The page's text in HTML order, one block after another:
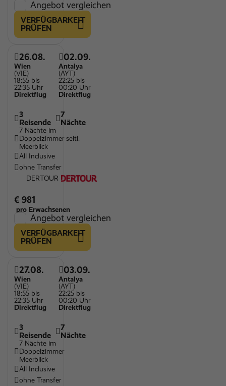
Angebot vergleichen
VERFÜGBARKEIT
PRÜFEN
26.08.
Wien
(VIE)
18:55 bis
22:35 Uhr
Direktflug
02.09.
Antalya
(AYT)
22:25 bis
00:20 Uhr
Direktflug
3
Reisende
7
Nächte
7 Nächte im
Doppelzimmer seitl.
Meerblick
All Inclusive
ohne Transfer
DERTOUR
€ 981
pro Erwachsenen
Angebot vergleichen
VERFÜGBARKEIT
PRÜFEN
27.08.
Wien
(VIE)
18:55 bis
22:35 Uhr
Direktflug
03.09.
Antalya
(AYT)
22:25 bis
00:20 Uhr
Direktflug
3
Reisende
7
Nächte
7 Nächte im
Doppelzimmer
Meerblick
All Inclusive
ohne Transfer